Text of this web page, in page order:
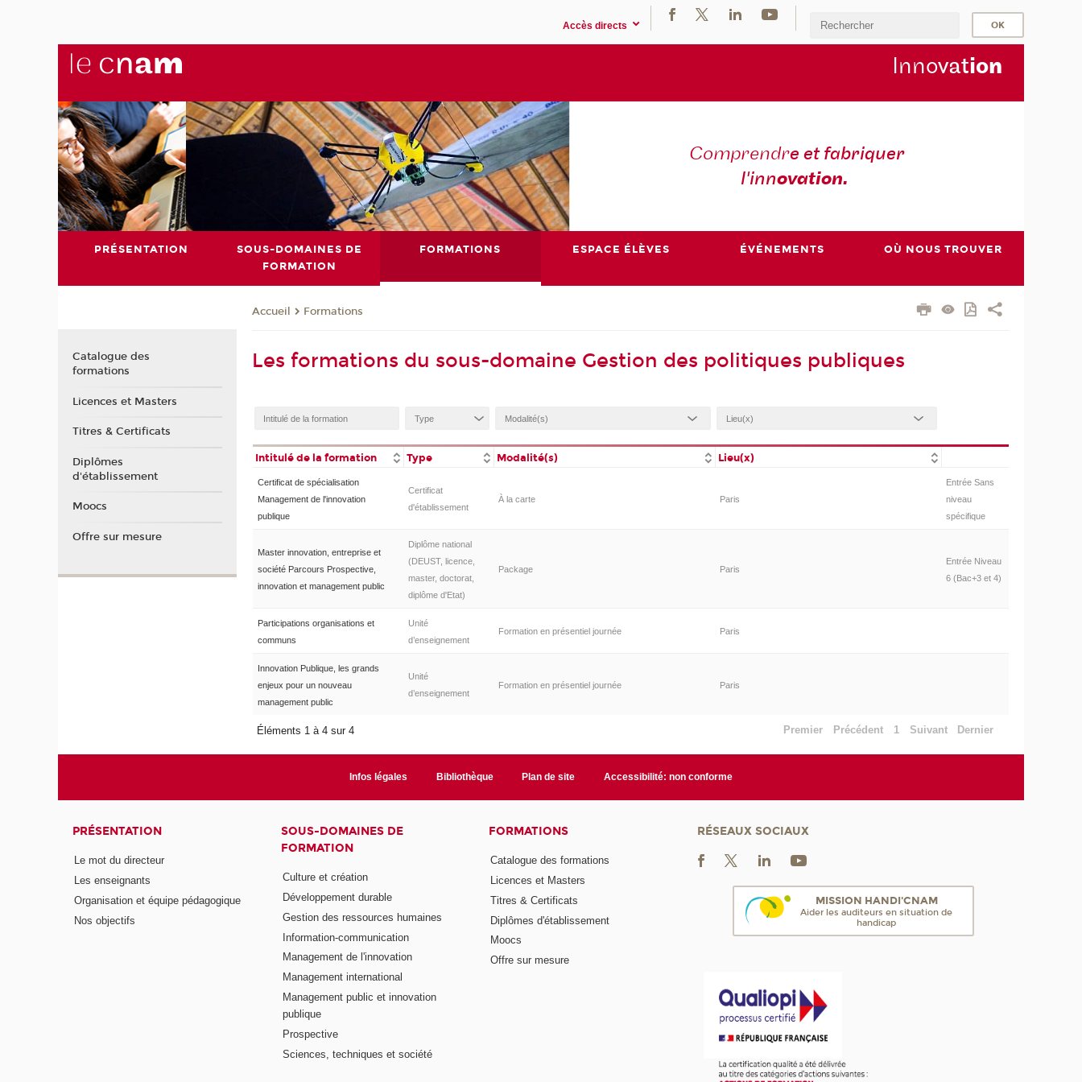
Accès directs
Innovation
Comprendre et fabriquer
l'innovation.
PRÉSENTATION
SOUS-DOMAINES DE
FORMATION
FORMATIONS ESPACE ÉLÈVES ÉVÉNEMENTS OÙ NOUS TROUVER
Accueil Formations
Les formations du sous-domaine Gestion des politiques publiques
Intitulé de la formation Type Modalité(s) Lieu(x)
Certificat de spécialisation
Management de l'innovation
publique
Certificat
d'établissement
À la carte Paris
Entrée Sans
niveau
spécifique
Master innovation, entreprise et
société Parcours Prospective,
innovation et management public
Diplôme national
(DEUST, licence,
master, doctorat,
diplôme d'Etat)
Package Paris
Entrée Niveau
6 (Bac+3 et 4)
Participations organisations et
communs
Unité
d’enseignement
Formation en présentiel journée Paris
Innovation Publique, les grands
enjeux pour un nouveau
management public
Unité
d’enseignement
Formation en présentiel journée Paris
Éléments 1 à 4 sur 4 Premier Précédent 1 Suivant Dernier
Catalogue des
formations
Licences et Masters
Titres & Certificats
Diplômes
d'établissement
Moocs
Offre sur mesure
Infos légales Bibliothèque Plan de site Accessibilité: non conforme
PRÉSENTATION
Le mot du directeur
Les enseignants
Organisation et équipe pédagogique
Nos objectifs
SOUS-DOMAINES DE
FORMATION
Culture et création
Développement durable
Gestion des ressources humaines
Information-communication
Management de l'innovation
Management international
Management public et innovation
publique
Prospective
Sciences, techniques et société
FORMATIONS
Catalogue des formations
Licences et Masters
Titres & Certificats
Diplômes d'établissement
Moocs
Offre sur mesure
RÉSEAUX SOCIAUX
MISSION HANDI'CNAM
Aider les auditeurs en situation de
handicap